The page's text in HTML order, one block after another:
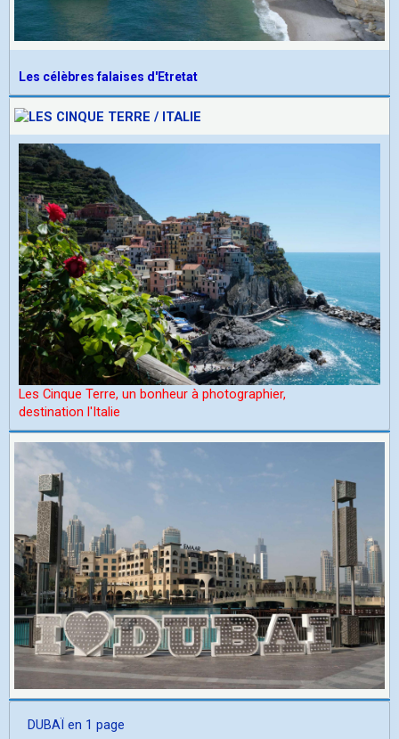
Les célèbres falaises d'Etretat
Les Cinque Terre, un bonheur à photographier,
destination l'Italie
DUBAÏ en 1 page